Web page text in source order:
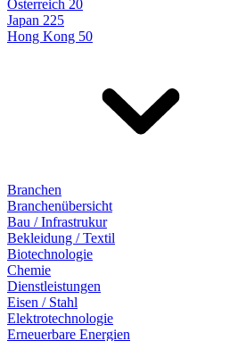
Österreich 20
Japan 225
Hong Kong 50
Branchen
Branchenübersicht
Bau / Infrastrukur
Bekleidung / Textil
Biotechnologie
Chemie
Dienstleistungen
Eisen / Stahl
Elektrotechnologie
Erneuerbare Energien